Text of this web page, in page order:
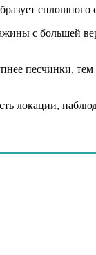
сплошного
с большей
песчинки,
локации,